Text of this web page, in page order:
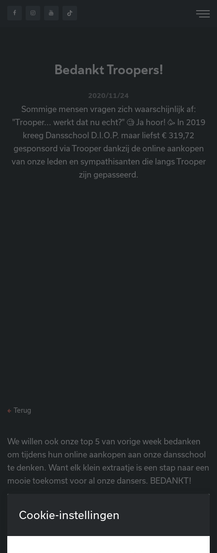
Bedankt Troopers!
2020/11/24
Sommige mensen vragen zich waarschijnlijk af:
"Trooper... werkt dat nu echt?" 🧐 Ja hoor! 🥳 In 2019
kreeg Dansschool D.I.O.P. maar liefst € 319,72
gesponsord via Trooper dankzij de online aankopen
van onze leden en sympathisanten die langs Trooper
zijn gepasseerd.
Terug
We willen ook onze top 5 van vorige week bedanken
om tijdens hun online aankopen aan onze dansschool
te denken. Want elk klein extraatje is een stap naar een
mooie toekomst voor al onze dansers. BEDANKT!
ook maar één extra cent moet betalen? Twijfel niet en
Cookie-instellingen